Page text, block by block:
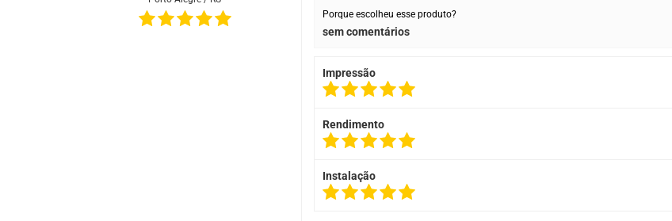
Porque escolheu esse produto?
sem comentários
Impressão
Rendimento
Instalação